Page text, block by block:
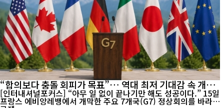
“합의보다 충돌 회피가 목표”… 역대 최저 기대감 속 개막한
G7 정상회의
[인터내셔널포커스] “아무 일 없이 끝나기만 해도 성공이다.” 15일
프랑스 에비앙레뱅에서 개막한 주요 7개국(G7) 정상회의를 바라보